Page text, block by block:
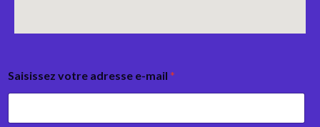
Saisissez votre adresse e-mail *